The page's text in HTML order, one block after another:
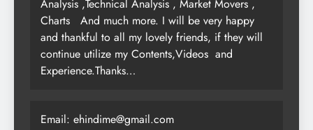
Analysis ,Technical Analysis , Market Movers ,
Charts
And much more. I will be very happy
and thankful to all my lovely friends, if they will
continue utilize my Contents,Videos and
Experience.Thanks…
Email: ehindime@gmail.com